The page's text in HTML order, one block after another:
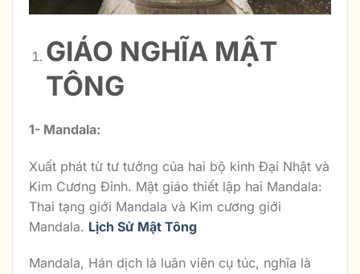
GIÁO NGHĨA MẬT
TÔNG
1- Mandala:
Xuất phát từ tư tưởng của hai bộ kinh Đại Nhật và
Kim Cương Đỉnh. Mật giáo thiết lập hai Mandala:
Thai tạng giới Mandala và Kim cương giới
Mandala. Lịch Sử Mật Tông
Mandala, Hán dịch là luân viên cụ túc, nghĩa là